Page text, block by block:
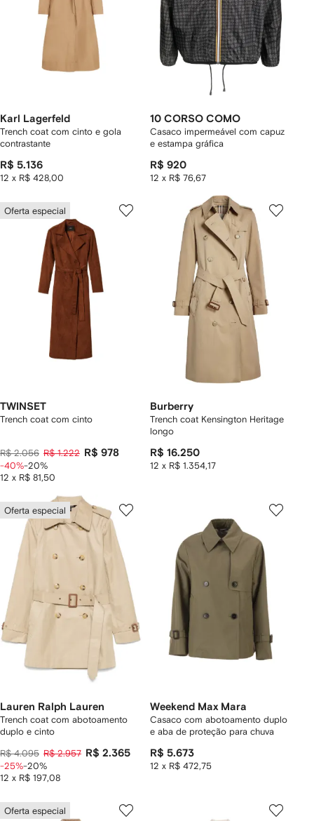
Karl Lagerfeld
Trench coat com cinto e gola
contrastante
R$ 5.136
12 x R$ 428,00
10 CORSO COMO
Casaco impermeável com capuz
e estampa gráfica
R$ 920
12 x R$ 76,67
Oferta especial
TWINSET
Trench coat com cinto
R$ 2.056 R$ 1.222 R$ 978
12 x R$ 81,50
-40%-20%
Burberry
Trench coat Kensington Heritage
longo
R$ 16.250
12 x R$ 1.354,17
Oferta especial
Lauren Ralph Lauren
Trench coat com abotoamento
duplo e cinto
R$ 4.095 R$ 2.957 R$ 2.365
12 x R$ 197,08
-25%-20%
Weekend Max Mara
Casaco com abotoamento duplo
e aba de proteção para chuva
R$ 5.673
12 x R$ 472,75
Oferta especial